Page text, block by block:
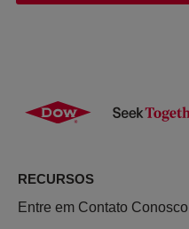
RECURSOS
Entre em Contato Conosco